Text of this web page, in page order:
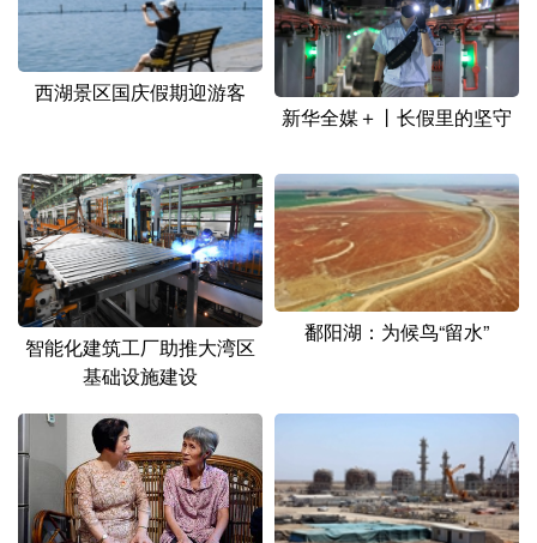
西湖景区国庆假期迎游客
新华全媒＋丨长假里的坚守
智能化建筑工厂助推大湾区
基础设施建设
鄱阳湖：为候鸟“留水”